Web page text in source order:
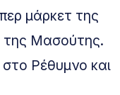
μάρκετ της
της Μασούτης.
Ρέθυμνο και